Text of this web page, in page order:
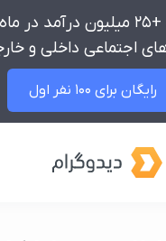
وبینار رایگان: +25 میلیون
اجتماعی داخلی و
رایگان برای 100 نفر اول